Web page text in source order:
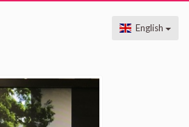
English